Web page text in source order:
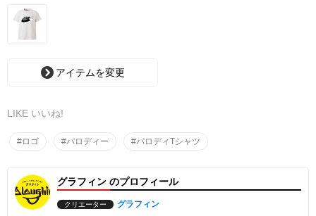
アイテムを変更
LIKE いいね!
#ロゴ #パロディー #パロディTシャツ
グラフィン のプロフィール
クリエーター グラフィン